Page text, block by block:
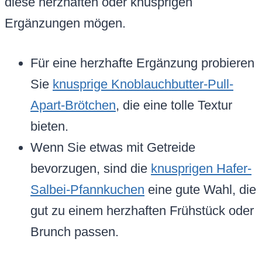
Ergänzungen mögen.
Für eine herzhafte Ergänzung probieren
Sie knusprige Knoblauchbutter-Pull-
Apart-Brötchen, die eine tolle Textur
bieten.
Wenn Sie etwas mit Getreide
bevorzugen, sind die knusprigen Hafer-
Salbei-Pfannkuchen eine gute Wahl, die
gut zu einem herzhaften Frühstück oder
Brunch passen.